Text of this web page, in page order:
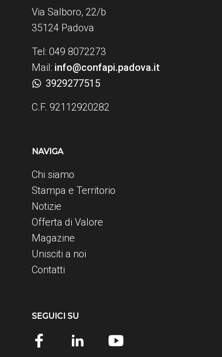
Via Salboro, 22/b
35124 Padova
Tel: 049 8072273
Mail: info@confapi.padova.it
3929277515
C.F. 92112920282
NAVIGA
Chi siamo
Stampa e Territorio
Notizie
Offerta di Valore
Magazine
Unisciti a noi
Contatti
SEGUICI SU